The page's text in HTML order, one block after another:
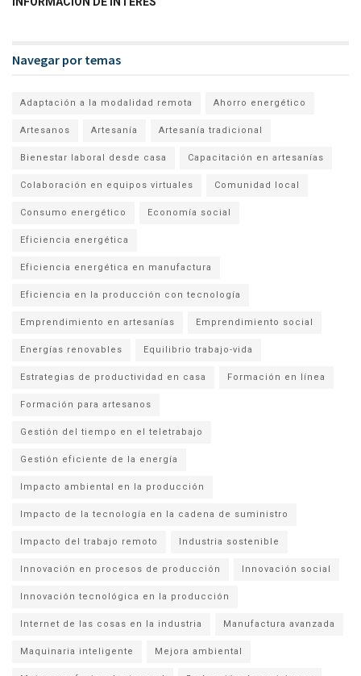
Navegar por temas
Adaptación a la modalidad remota Ahorro energético
Artesanos Artesanía Artesanía tradicional
Bienestar laboral desde casa Capacitación en artesanías
Colaboración en equipos virtuales Comunidad local
Consumo energético Economía social
Eficiencia energética
Eficiencia energética en manufactura
Eficiencia en la producción con tecnología
Emprendimiento en artesanías Emprendimiento social
Energías renovables Equilibrio trabajo-vida
Estrategias de productividad en casa Formación en línea
Formación para artesanos
Gestión del tiempo en el teletrabajo
Gestión eficiente de la energía
Impacto ambiental en la producción
Impacto de la tecnología en la cadena de suministro
Impacto del trabajo remoto Industria sostenible
Innovación en procesos de producción Innovación social
Innovación tecnológica en la producción
Internet de las cosas en la industria Manufactura avanzada
Maquinaria inteligente Mejora ambiental